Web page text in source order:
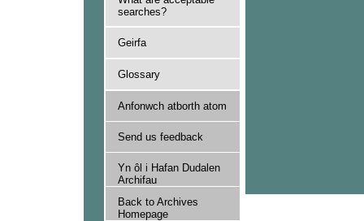
searches?
Geirfa
Glossary
Anfonwch atborth atom
Send us feedback
Yn ôl i Hafan Dudalen
Archifau
Back to Archives
Homepage